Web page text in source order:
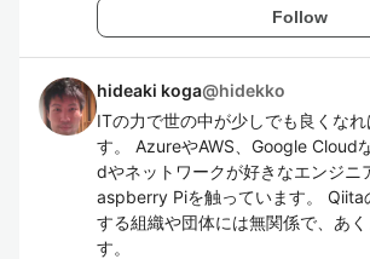
Follow
hideaki koga@hidekko
ITの力で世の中が少しでも良くなれ
す。 AzureやAWS、Google Cloud
dやネットワークが好きなエンジニ
aspberry Piを触っています。 Qiita
する組織や団体には無関係で、あ
す。